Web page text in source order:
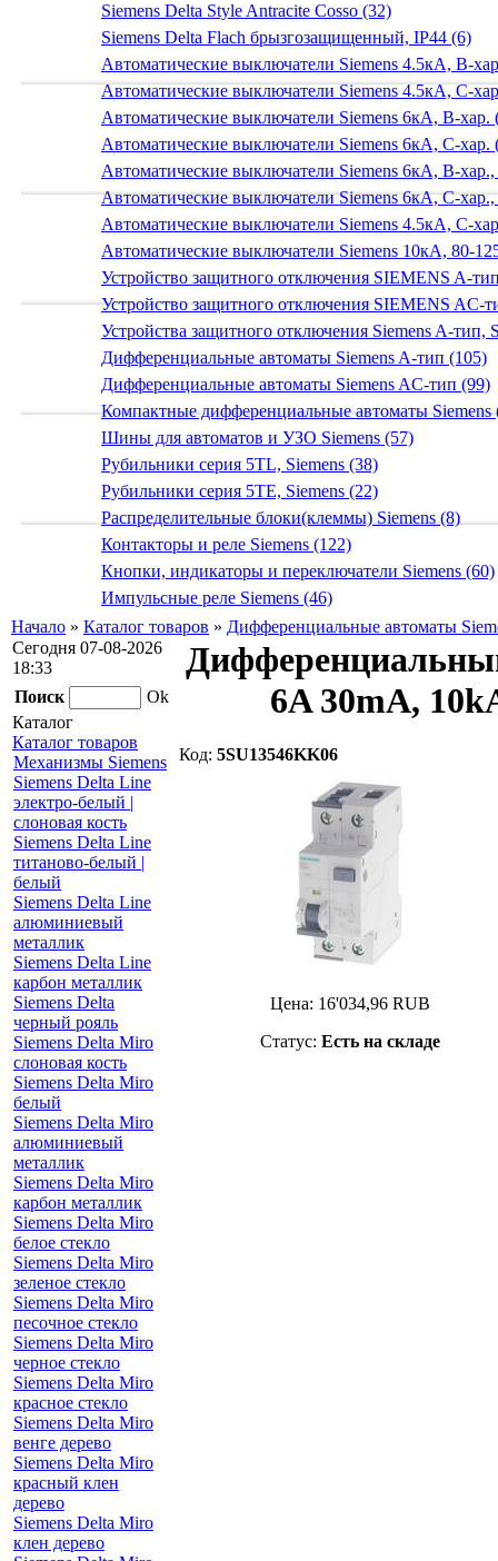
Siemens Delta Style Antracite Cosso (32)
Siemens Delta Flach брызгозащищенный, IP44 (6)
Автоматические выключатели Siemens 4.5кА, B-
Автоматические выключатели Siemens 4.5кА, C-
Автоматические выключатели Siemens 6кА, B-хар.
Автоматические выключатели Siemens 6кА, С-хар.
Автоматические выключатели Siemens 6кА, B-
Автоматические выключатели Siemens 6кА, C-
Автоматические выключатели Siemens 4.5кА, C-
Автоматические выключатели Siemens 10кА, 80-
Устройство защитного отключения SIEMENS A-
Устройство защитного отключения SIEMENS AС-
Устройства защитного отключения Siemens A-тип,
Дифференциальные автоматы Siemens A-тип (105)
Дифференциальные автоматы Siemens AС-тип (99)
Компактные дифференциальные автоматы Siemens
Шины для автоматов и УЗО Siemens (57)
Рубильники серия 5TL, Siemens (38)
Рубильники серия 5TE, Siemens (22)
Распределительные блоки(клеммы) Siemens (8)
Контакторы и реле Siemens (122)
Кнопки, индикаторы и переключатели Siemens (60)
Импульсные реле Siemens (46)
Начало » Каталог товаров » Дифференциальные автоматы
Сегодня 07-08-2026
18:33
Поиск
Ok
Каталог
Каталог товаров
Механизмы Siemens
Siemens Delta Line
электро-белый |
слоновая кость
Siemens Delta Line
титаново-белый |
белый
Siemens Delta Line
алюминиевый
металлик
Siemens Delta Line
карбон металлик
Siemens Delta
черный рояль
Siemens Delta Miro
слоновая кость
Siemens Delta Miro
белый
Siemens Delta Miro
алюминиевый
металлик
Siemens Delta Miro
карбон металлик
Siemens Delta Miro
белое стекло
Siemens Delta Miro
зеленое стекло
Siemens Delta Miro
песочное стекло
Siemens Delta Miro
черное стекло
Siemens Delta Miro
красное стекло
Siemens Delta Miro
венге дерево
Siemens Delta Miro
красный клен
дерево
Siemens Delta Miro
клен дерево
6A 30mA,
Код: 5SU13546KK06
Цена: 16'034,96RUB
Статус: Есть на складе